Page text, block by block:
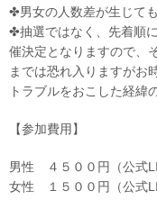
✤男女の人数差が生じても
✤抽選ではなく、先着順
催決定となりますので、
までは恐れ入りますがお
トラブルをおこした経緯
【参加費用】
男性 ４５００円（公式
女性 １５００円（公式